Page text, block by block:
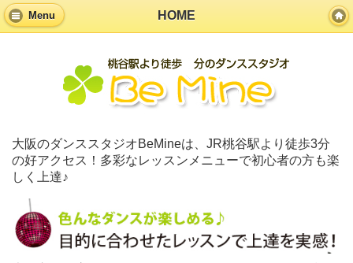
Menu HOME
大阪のダンススタジオBeMineは、JR桃谷駅より徒歩3分
の好アクセス！多彩なレッスンメニューで初心者の方も楽
しく上達♪